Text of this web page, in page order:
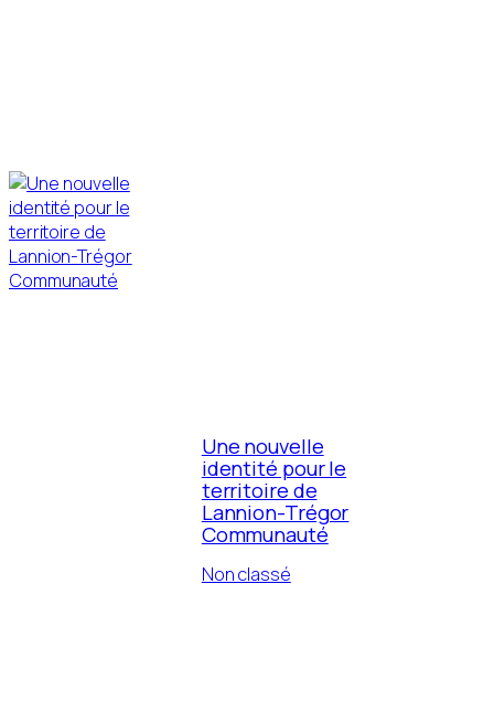
Une nouvelle
identité pour le
territoire de
Lannion-Trégor
Communauté
Non classé